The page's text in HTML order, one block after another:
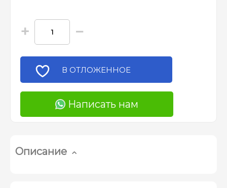
+ −
В ОТЛОЖЕННОЕ
Написать нам
Описание